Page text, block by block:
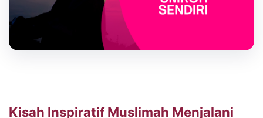
Kisah Inspiratif Muslimah Menjalani